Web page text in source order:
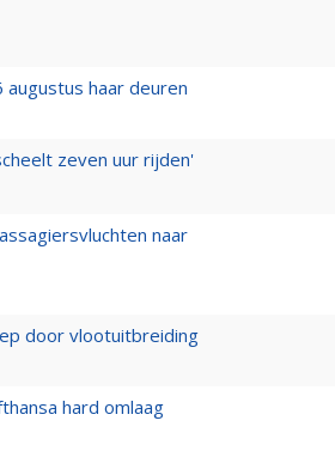
augustus haar deuren
zeven uur rijden'
naar
door vlootuitbreiding
hard omlaag